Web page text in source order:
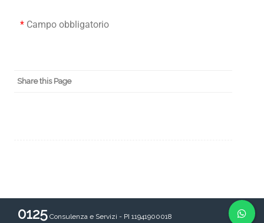
* Campo obbligatorio
Share this Page
0125 Consulenza e Servizi - PI 11941900018